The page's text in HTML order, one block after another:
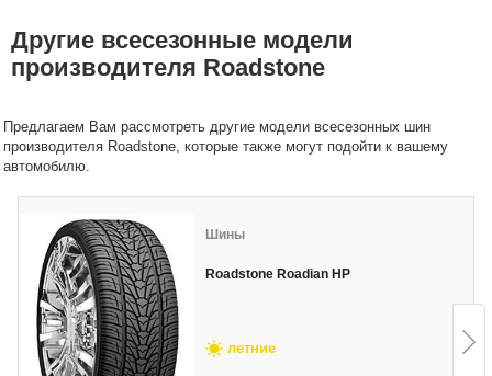
Другие всесезонные модели
производителя Roadstone
Предлагаем Вам рассмотреть другие модели всесезонных шин
производителя Roadstone, которые также могут подойти к вашему
автомобилю.
Шины
Roadstone Roadian HP
летние